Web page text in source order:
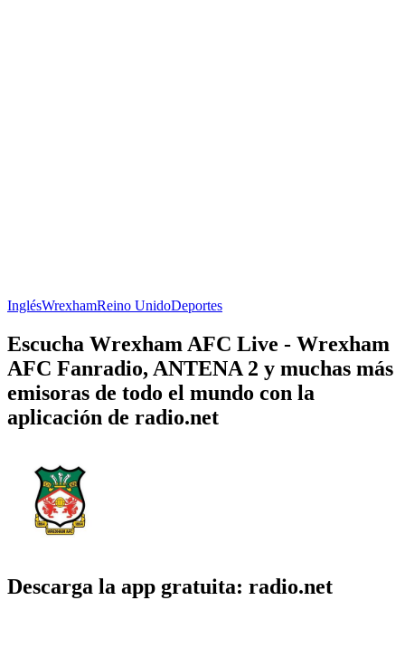
InglésWrexhamReino UnidoDeportes
Escucha Wrexham AFC Live - Wrexham
AFC Fanradio, ANTENA 2 y muchas más
emisoras de todo el mundo con la
aplicación de radio.net
Descarga la app gratuita: radio.net